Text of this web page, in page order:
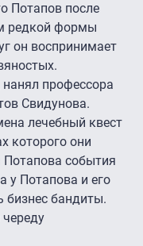
Потапов после
редкой формы
он воспринимает
профессора
Свидунова.
лечебный квест
которого они
события
у Потапова и его
бизнес бандиты.